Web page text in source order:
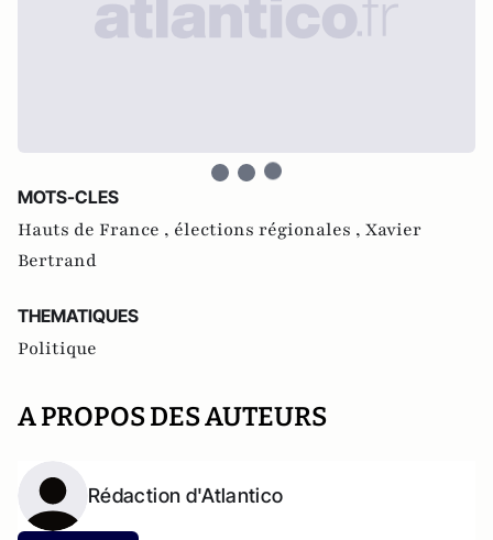
MOTS-CLES
Hauts de France , élections régionales , Xavier
Bertrand
THEMATIQUES
Politique
A PROPOS DES AUTEURS
Rédaction d'Atlantico